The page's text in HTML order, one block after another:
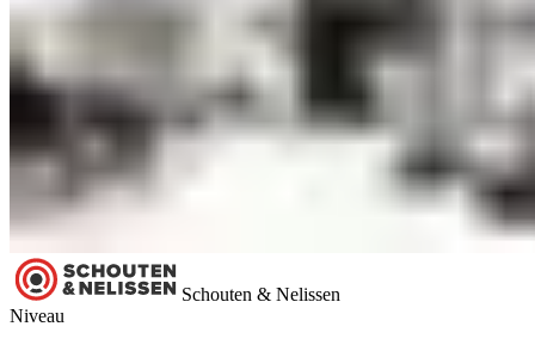
Schouten & Nelissen
Niveau